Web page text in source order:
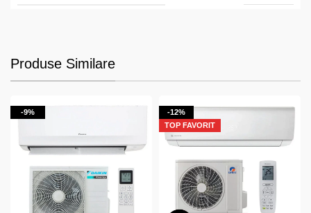
Produse Similare
-9%
-12%
TOP FAVORIT